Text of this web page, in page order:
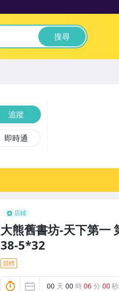
搜尋
店鋪
大熊舊書坊-天下第一
38-5*32
競標
00 天 00 時05 分 58
追蹤
即時通